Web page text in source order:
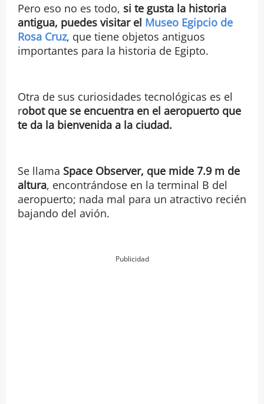
Pero eso no es todo, si te gusta la historia
antigua, puedes visitar el Museo Egipcio de
Rosa Cruz, que tiene objetos antiguos
importantes para la historia de Egipto.
Otra de sus curiosidades tecnológicas es el
robot que se encuentra en el aeropuerto que
te da la bienvenida a la ciudad.
Se llama Space Observer, que mide 7.9 m de
altura, encontrándose en la terminal B del
aeropuerto; nada mal para un atractivo recién
bajando del avión.
Publicidad